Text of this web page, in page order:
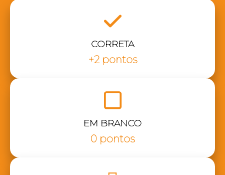
CORRETA
+2 pontos
EM BRANCO
0 pontos